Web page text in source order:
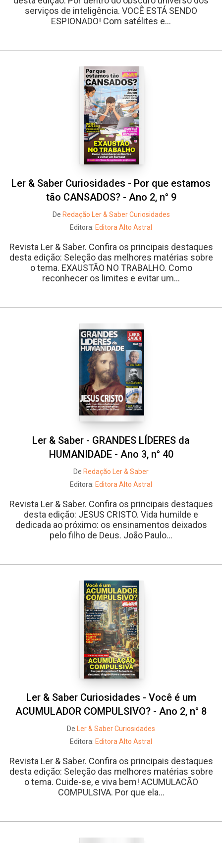
serviços de inteligência. VOCÊ ESTÁ SENDO
ESPIONADO! Com satélites e...
Ler & Saber Curiosidades - Por que estamos
tão CANSADOS? - Ano 2, n° 9
De Redação Ler & Saber Curiosidades
Editora: Editora Alto Astral
Revista Ler & Saber. Confira os principais destaques
desta edição: Seleção das melhores matérias sobre
o tema. EXAUSTÃO NO TRABALHO. Como
reconhecer os limites e evitar um...
Ler & Saber - GRANDES LÍDERES da
HUMANIDADE - Ano 3, n° 40
De Redação Ler & Saber
Editora: Editora Alto Astral
Revista Ler & Saber. Confira os principais destaques
desta edição: JESUS CRISTO. Vida humilde e
dedicada ao próximo: os ensinamentos deixados
pelo filho de Deus. João Paulo...
Ler & Saber Curiosidades - Você é um
ACUMULADOR COMPULSIVO? - Ano 2, n° 8
De
Ler & Saber Curiosidades
Editora: Editora Alto Astral
Revista Ler & Saber. Confira os principais destaques
desta edição: Seleção das melhores matérias sobre
o tema. Cuide-se, e viva bem! ACUMULACÃO
COMPULSIVA. Por que ela...
Facebook Twitter